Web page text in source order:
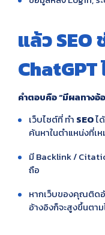
แล้ว SEO
ChatGPT
คำตอบคือ “มีผลทางอ้
เว็บไซต์ที่ ทำ SEOไ
ค้นหาในตำแหน่งที่เ
มี Backlink /
ถือ
หากเว็บของคุณติด
อ้างอิงก็จะสูงขึ้นตา